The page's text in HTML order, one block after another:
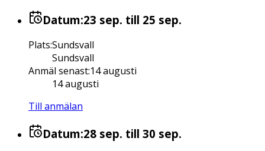
Datum:23 sep. till 25 sep.
Plats:Sundsvall
Sundsvall
Anmäl senast:14 augusti
14 augusti
Till anmälan
Datum:28 sep. till 30 sep.